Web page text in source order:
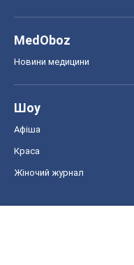
MedOboz
Новини медицини
Шоу
Афіша
Краса
Жіночий журнал